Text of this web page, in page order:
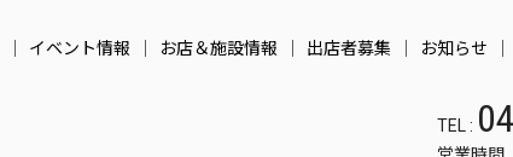
イベント情報 お店＆施設情報 出店者募集 お知らせ
TEL :